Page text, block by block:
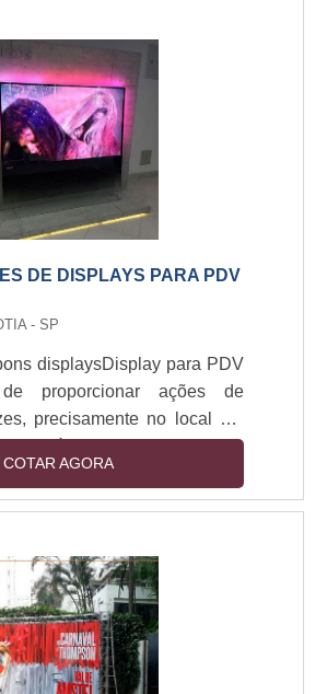
DE DISPLAYS PARA PDV
- SP
displaysDisplay para PDV
proporcionar ações de
precisamente no local em
estará presente. Deste modo,
um produto ou serviço de
e com a garantia de que os
marca.Diversidade em
de displays para pdv
tipos deste produto, é
COTAR AGORA